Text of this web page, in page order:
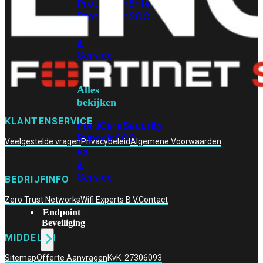
ProtectionEnterprise
ProtectionSOC
a
Service
Alles
bekijken
FortiCareSecurity
BundelsSOC
as
a
Service
Endpoint
Beveiliging
KLANTENSERVICE
Veelgestelde vragenPrivacybeleidAlgemene Voorwaarden
BEDRIJFINFO
Zero Trust NetworksWifi Experts B.V.Contact
MIDDELEN
SitemapOfferte AanvragenKvK: 27306093